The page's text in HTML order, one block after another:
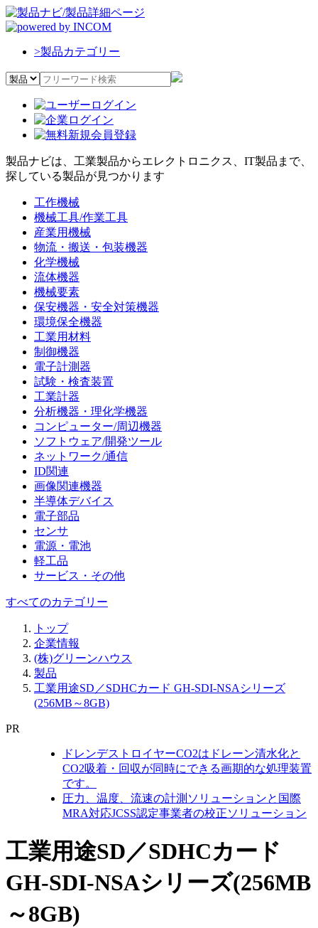
>製品カテゴリー
製品ナビは、工業製品からエレクトロニクス、IT製品まで、
探している製品が見つかります
工作機械
機械工具/作業工具
産業用機械
物流・搬送・包装機器
化学機械
流体機器
機械要素
保安機器・安全対策機器
環境保全機器
工業用材料
制御機器
電子計測器
試験・検査装置
工業計器
分析機器・理化学機器
コンピューター/周辺機器
ソフトウェア/開発ツール
ネットワーク/通信
ID関連
画像関連機器
半導体デバイス
電子部品
センサ
電源・電池
軽工品
サービス・その他
すべてのカテゴリー
トップ
企業情報
(株)グリーンハウス
製品
工業用途SD／SDHCカード GH-SDI-NSAシリーズ
(256MB～8GB)
PR
ドレンデストロイヤーCO2はドレーン清水化と
CO2吸着・回収が同時にできる画期的な処理装置
です。
圧力、温度、流速の計測ソリューションと国際
MRA対応JCSS認定事業者の校正ソリューション
工業用途SD／SDHCカード
GH-SDI-NSAシリーズ(256MB
～8GB)